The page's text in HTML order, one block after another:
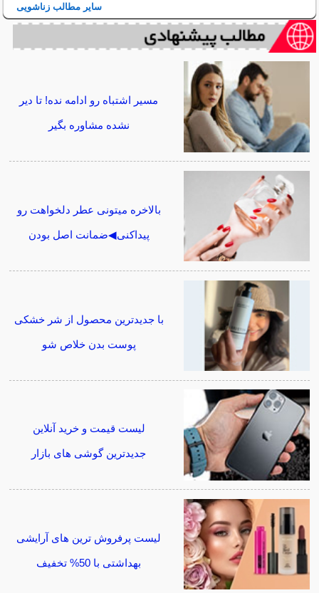
سایر مطالب زناشویی
مسیر اشتباه رو ادامه نده! تا دیر
نشده مشاوره بگیر
بالاخره میتونی عطر دلخواهت رو
پیداکنی◀ضمانت اصل بودن
با جدیدترین محصول از شر خشکی
پوست بدن خلاص شو
لیست قیمت و خرید آنلاین
جدیدترین گوشی های بازار
لیست پرفروش ترین های آرایشی
بهداشتی با 50% تخفیف